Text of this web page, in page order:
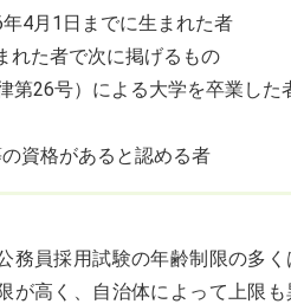
4月1日までに生まれた者
れた者で次に掲げるもの
第26号）による大学を卒業し
資格があると認める者
務員採用試験の年齢制限の多
が高く、自治体によって上限も